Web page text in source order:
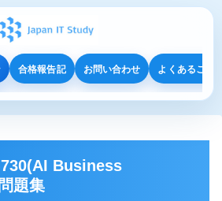
合格報告記 お問い合わせ よくあるご質
Business
題集